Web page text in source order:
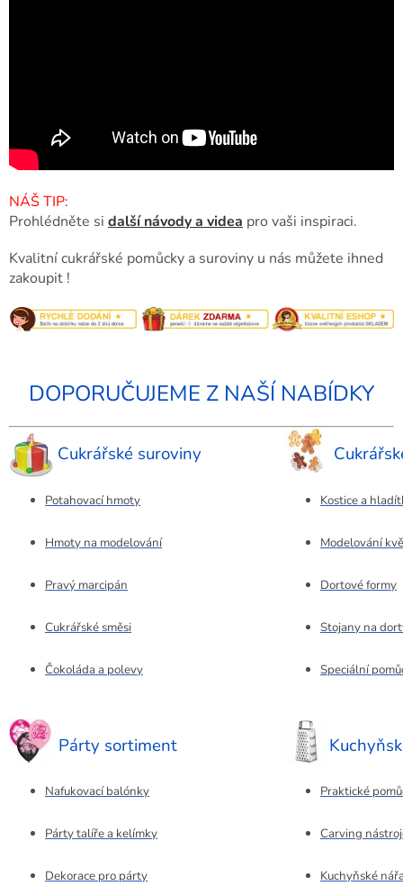
NÁŠ TIP:
Prohlédněte si další návody a videa pro vaši inspiraci.
Kvalitní cukrářské pomůcky a suroviny u nás můžete ihned
zakoupit !
DOPORUČUJEME Z NAŠÍ NABÍDKY
Cukrářské suroviny
Potahovací hmoty Kostice a
Hmoty na modelování Modelování
Pravý marcipán Dortové formy
Cukrářské směsi Stojany na
Čokoláda a polevy Speciální
Párty sortiment
Nafukovací balónky Praktické
Párty talíře a kelímky Carving
Dekorace pro párty Kuchyňské